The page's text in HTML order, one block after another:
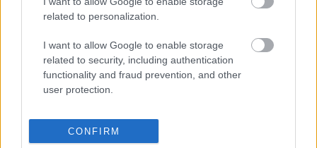
related to personalization.
I want to allow Google to enable storage
related to security, including authentication
functionality and fraud prevention, and other
user protection.
CONFIRM
csodálatos növények és válogatottan jó minőségű
szobrok díszítenek. Parkok, növények és szobrok a
A müncheni "Hungária körút": a
Mittlerer Ring
aesculus•2011. március 21.